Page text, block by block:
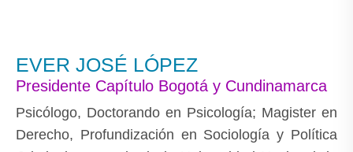
EVER JOSÉ LÓPEZ
Presidente Capítulo Bogotá y Cundinamarca
Psicólogo, Doctorando en Psicología; Magister en
Derecho, Profundización en Sociología y Política